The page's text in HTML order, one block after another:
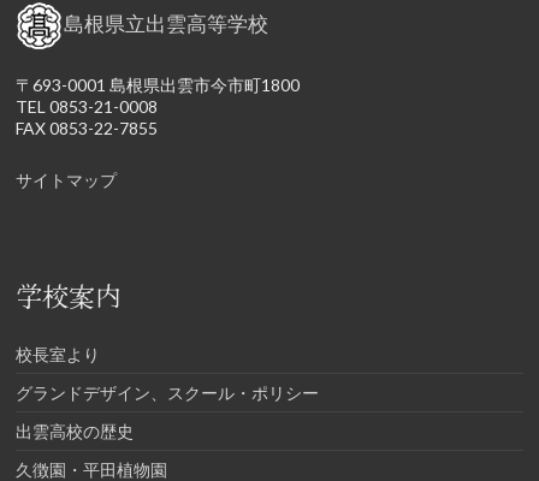
島根県立出雲高等学校
〒693-0001 島根県出雲市今市町1800
TEL 0853-21-0008
FAX 0853-22-7855
サイトマップ
学校案内
校長室より
グランドデザイン、スクール・ポリシー
出雲高校の歴史
久徴園・平田植物園